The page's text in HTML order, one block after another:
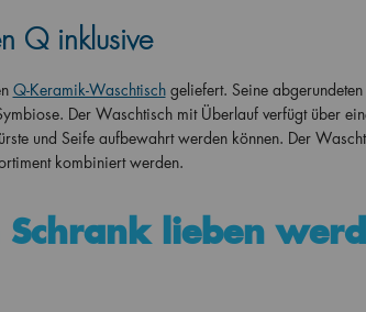
Q inklusive
Q-Keramik-Waschtisch geliefert. Seine
Der Waschtisch mit Überlauf verfügt über
und Seife aufbewahrt werden können. Der
kombiniert werden.
lieben